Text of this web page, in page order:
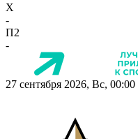
X
-
П2
-
27 сентября 2026, Вс, 00:00